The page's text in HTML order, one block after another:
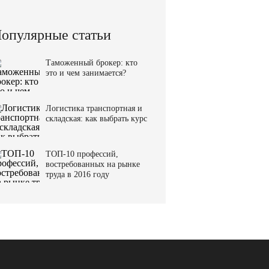
статьи
Таможенный брокер: кто
это и чем занимается?
Логистика транспортная и
складская: как выбрать курс
ТОП-10 профессий,
востребованных на рынке
труда в 2016 году